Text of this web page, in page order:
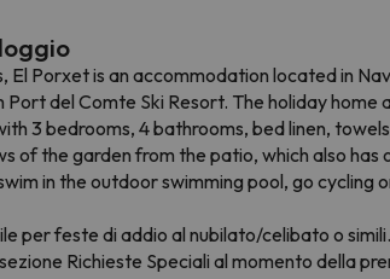
Porxet is an accommodation located in
Port del Comte Ski Resort. The holiday
3 bedrooms, 4 bathrooms, bed linen,
of the garden from the patio, which also
in the outdoor swimming pool, go
per feste di addio al nubilato/celibato o
Richieste Speciali al momento della